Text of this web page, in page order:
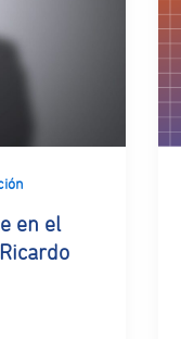
en el